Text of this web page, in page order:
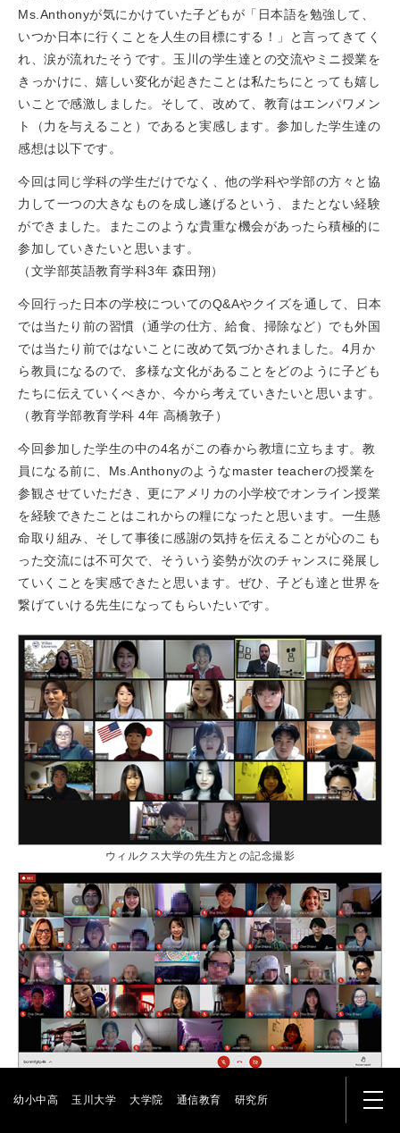
幼小中高 玉川大学 大学院 通信教育 研究所 メニ
Ms.Anthonyが気にかけていた子どもが「日本語を勉強して、
いつか日本に行くことを人生の目標にする！」と言ってきてく
れ、涙が流れたそうです。玉川の学生達との交流やミニ授業を
きっかけに、嬉しい変化が起きたことは私たちにとっても嬉し
いことで感激しました。そして、改めて、教育はエンパワメン
ト（力を与えること）であると実感します。参加した学生達の
感想は以下です。
今回は同じ学科の学生だけでなく、他の学科や学部の方々と協
力して一つの大きなものを成し遂げるという、またとない経験
ができました。またこのような貴重な機会があったら積極的に
参加していきたいと思います。
（文学部英語教育学科3年 森田翔）
今回行った日本の学校についてのQ&Aやクイズを通して、日本
では当たり前の習慣（通学の仕方、給食、掃除など）でも外国
では当たり前ではないことに改めて気づかされました。4月か
ら教員になるので、多様な文化があることをどのように子ども
たちに伝えていくべきか、今から考えていきたいと思います。
（教育学部教育学科 4年 高橋敦子）
今回参加した学生の中の4名がこの春から教壇に立ちます。教
員になる前に、Ms.Anthonyのようなmaster teacherの授業を
参観させていただき、更にアメリカの小学校でオンライン授業
を経験できたことはこれからの糧になったと思います。一生懸
命取り組み、そして事後に感謝の気持を伝えることが心のこも
った交流には不可欠で、そういう姿勢が次のチャンスに発展し
ていくことを実感できたと思います。ぜひ、子ども達と世界を
繋げていける先生になってもらいたいです。
ウィルクス大学の先生方との記念撮影
子どもたちとの記念撮影